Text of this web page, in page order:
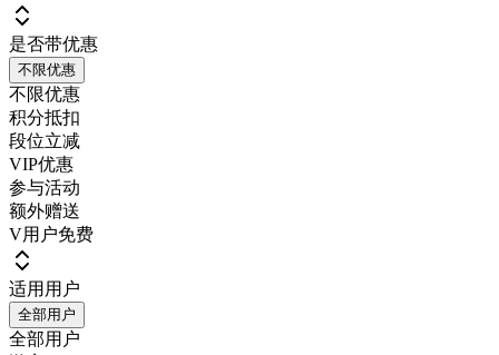
是否带优惠
不限优惠
不限优惠
积分抵扣
段位立减
VIP优惠
参与活动
额外赠送
V用户免费
适用用户
全部用户
全部用户